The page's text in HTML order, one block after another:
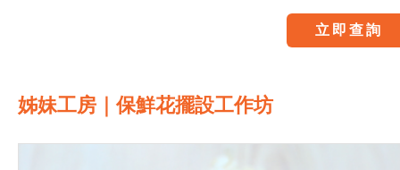
立即查詢
姊妹工房｜保鮮花擺設工作坊